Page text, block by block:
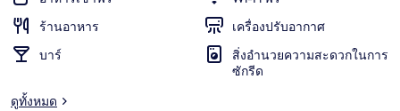
ร้านอาหาร
เครื่องปรับอากาศ
บาร์
สิ่งอำนวยความสะดวกในการ
ซักรีด
ดูทั้งหมด